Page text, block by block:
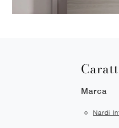
Marca
Nardi